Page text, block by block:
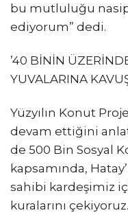
bu mutluluğu
ediyorum” dedi.
’40 BİNİN
YUVALARINA
Yüzyılın Konut
devam ettiğini
de 500 Bin Sosyal
kapsamında,
sahibi kardeşimiz
kuralarını